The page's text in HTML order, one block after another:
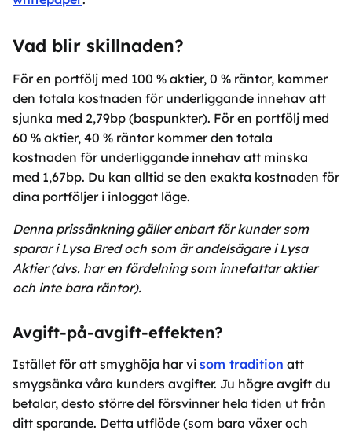
Vad blir skillnaden?
För en portfölj med 100 % aktier, 0 % räntor, kommer
den totala kostnaden för underliggande innehav att
sjunka med 2,79bp (baspunkter). För en portfölj med
60 % aktier, 40 % räntor kommer den totala
kostnaden för underliggande innehav att minska
med 1,67bp. Du kan alltid se den exakta kostnaden för
dina portföljer i inloggat läge.
Denna prissänkning gäller enbart för kunder som
sparar i Lysa Bred och som är andelsägare i Lysa
Aktier (dvs. har en fördelning som innefattar aktier
och inte bara räntor).
Avgift-på-avgift-effekten?
Istället för att smyghöja har vi som tradition att
smygsänka våra kunders avgifter. Ju högre avgift du
betalar, desto större del försvinner hela tiden ut från
ditt sparande. Detta utflöde (som bara växer och